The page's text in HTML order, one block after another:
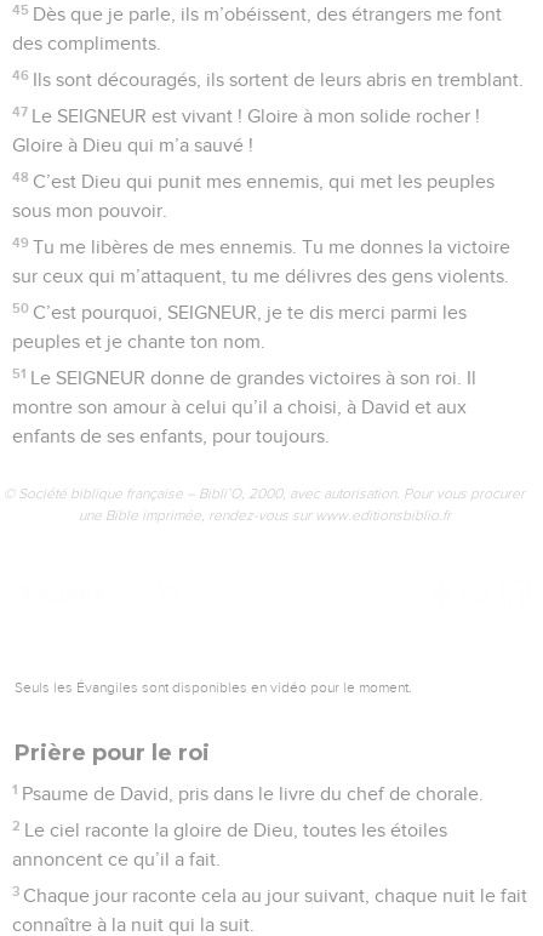
45 Dès que je parle, ils m’obéissent, des étrangers me font
des compliments.
46 Ils sont découragés, ils sortent de leurs abris en tremblant.
47 Le SEIGNEUR est vivant ! Gloire à mon solide rocher !
Gloire à Dieu qui m’a sauvé !
48 C’est Dieu qui punit mes ennemis, qui met les peuples
sous mon pouvoir.
49 Tu me libères de mes ennemis. Tu me donnes la victoire
sur ceux qui m’attaquent, tu me délivres des gens violents.
50 C’est pourquoi, SEIGNEUR, je te dis merci parmi les
peuples et je chante ton nom.
51 Le SEIGNEUR donne de grandes victoires à son roi. Il
montre son amour à celui qu’il a choisi, à David et aux
enfants de ses enfants, pour toujours.
© Société biblique française – Bibli’O, 2000, avec autorisation. Pour vous procurer
une Bible imprimée, rendez-vous sur www.editionsbiblio.fr
Seuls les Évangiles sont disponibles en vidéo pour le moment.
Prière pour le roi
1 Psaume de David, pris dans le livre du chef de chorale.
2 Le ciel raconte la gloire de Dieu, toutes les étoiles
annoncent ce qu’il a fait.
3 Chaque jour raconte cela au jour suivant, chaque nuit le fait
connaître à la nuit qui la suit.